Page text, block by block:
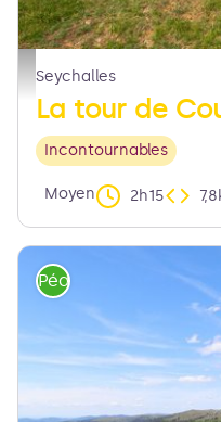
La tour de Courcourt - ©
Seychalles
La tour de
Incontournables
Moyen 2h15
Pédestre